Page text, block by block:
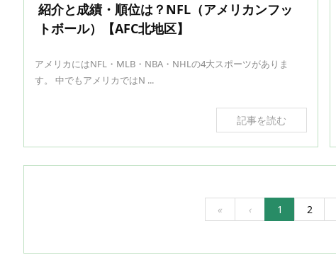
紹介と成績・順位は？NFL（アメリカンフッ
トボール）【AFC北地区】
アメリカにはNFL・MLB・NBA・NHLの4大スポーツがありま
す。 中でもアメリカではN ...
記事を読む
« ‹ 1 2